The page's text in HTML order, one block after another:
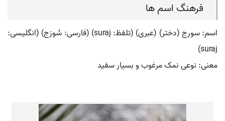
فرهنگ اسم ها
اسم: سورج (دختر) (عبری) (تلفظ: suraj) (فارسی: سُورَج) (انگلیسی:
suraj)
معنی: نوعی نمک مرغوب و بسیار سفید